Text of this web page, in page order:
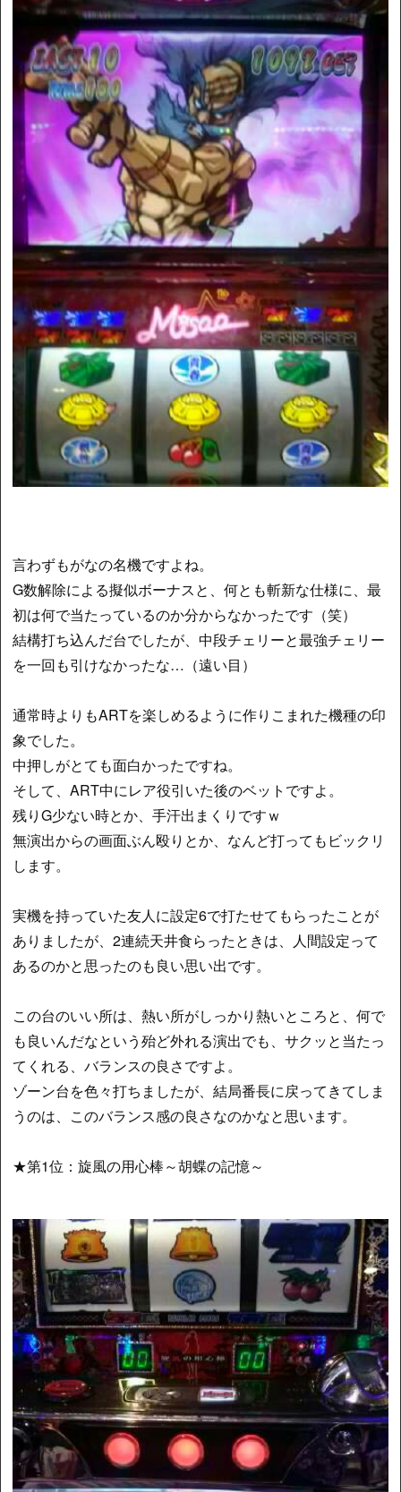
言わずもがなの名機ですよね。
G数解除による擬似ボーナスと、何とも斬新な仕様に、最
初は何で当たっているのか分からなかったです（笑）
結構打ち込んだ台でしたが、中段チェリーと最強チェリー
を一回も引けなかったな…（遠い目）
通常時よりもARTを楽しめるように作りこまれた機種の印
象でした。
中押しがとても面白かったですね。
そして、ART中にレア役引いた後のベットですよ。
残りG少ない時とか、手汗出まくりですｗ
無演出からの画面ぶん殴りとか、なんど打ってもビックリ
します。
実機を持っていた友人に設定6で打たせてもらったことが
ありましたが、2連続天井食らったときは、人間設定って
あるのかと思ったのも良い思い出です。
この台のいい所は、熱い所がしっかり熱いところと、何で
も良いんだなという殆ど外れる演出でも、サクッと当たっ
てくれる、バランスの良さですよ。
ゾーン台を色々打ちましたが、結局番長に戻ってきてしま
うのは、このバランス感の良さなのかなと思います。
★第1位：旋風の用心棒～胡蝶の記憶～